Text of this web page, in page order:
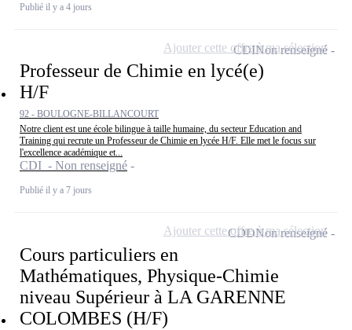
Publié il y a 4 jours
Professeur de Chimie en lycé(e)
H/F
92 - BOULOGNE-BILLANCOURT
Notre client est une école bilingue à taille humaine, du secteur Education and
Training qui recrute un Professeur de Chimie en lycée H/F. Elle met le focus sur
l'excellence académique et...
CDI - Non renseigné
Publié il y a 7 jours
CDINon renseigné
Ajouter cette offre à ma sélection
Cours particuliers en
Mathématiques, Physique-Chimie
niveau Supérieur à LA GARENNE
COLOMBES (H/F)
CDDNon renseigné
Ajouter cette offre à ma sélection